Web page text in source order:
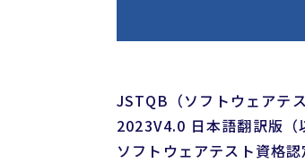
JSTQB（ソフトウェアテ
2023V4.0 日本語翻訳版
ソフトウェアテスト資格